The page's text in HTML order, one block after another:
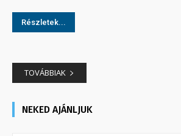
Részletek...
TOVÁBBIAK
NEKED AJÁNLJUK